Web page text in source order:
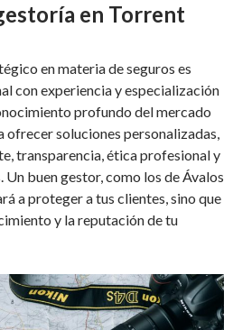
en Torrent
en materia de seguros es
con experiencia y especialización
profundo del mercado
ofrecer soluciones personalizadas,
transparencia, ética profesional y
buen gestor, como los de Ávalos
a proteger a tus clientes, sino que
y la reputación de tu